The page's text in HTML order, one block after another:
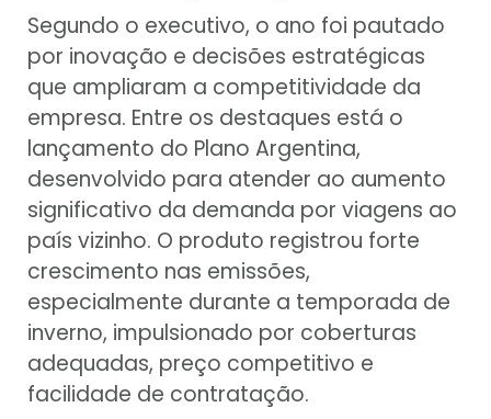
Segundo o executivo, o ano foi pautado
por inovação e decisões estratégicas
que ampliaram a competitividade da
empresa. Entre os destaques está o
lançamento do Plano Argentina,
desenvolvido para atender ao aumento
significativo da demanda por viagens ao
país vizinho. O produto registrou forte
crescimento nas emissões,
especialmente durante a temporada de
inverno, impulsionado por coberturas
adequadas, preço competitivo e
facilidade de contratação.